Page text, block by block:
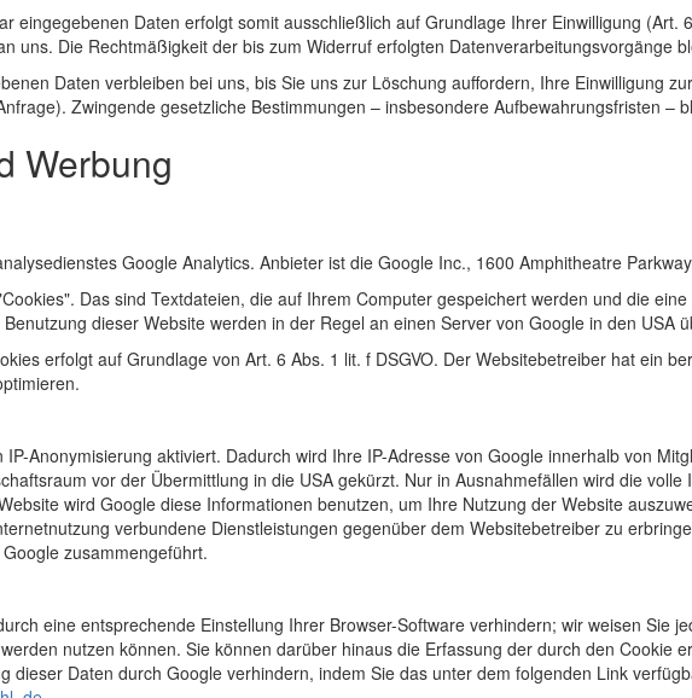
eingegebenen Daten erfolgt somit ausschließlich auf Grundlage Ihrer Einwilligung
uns. Die Rechtmäßigkeit der bis zum Widerruf erfolgten Datenverarbeitungsvorgänge
Daten verbleiben bei uns, bis Sie uns zur Löschung auffordern, Ihre Einwilligung
Zwingende gesetzliche Bestimmungen – insbesondere Aufbewahrungsfristen –
Werbung
Google Analytics. Anbieter ist die Google Inc., 1600 Amphitheatre
Das sind Textdateien, die auf Ihrem Computer gespeichert werden und die
dieser Website werden in der Regel an einen Server von Google in den USA
erfolgt auf Grundlage von Art. 6 Abs. 1 lit. f DSGVO. Der Websitebetreiber hat ein
Anonymisierung aktiviert. Dadurch wird Ihre IP-Adresse von Google innerhalb von
vor der Übermittlung in die USA gekürzt. Nur in Ausnahmefällen wird die
wird Google diese Informationen benutzen, um Ihre Nutzung der Website
verbundene Dienstleistungen gegenüber dem Websitebetreiber zu
zusammengeführt.
eine entsprechende Einstellung Ihrer Browser-Software verhindern; wir weisen Sie
nutzen können. Sie können darüber hinaus die Erfassung der durch den Cookie
dieser Daten durch Google verhindern, indem Sie das unter dem folgenden Link